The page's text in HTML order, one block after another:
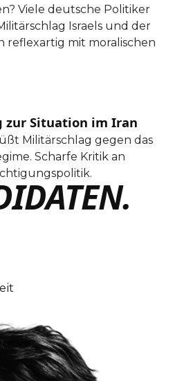
Viele deutsche Politiker
Israels und der
reflexartig mit moralischen
zur Situation im Iran
Militärschlag gegen das
Scharfe Kritik an